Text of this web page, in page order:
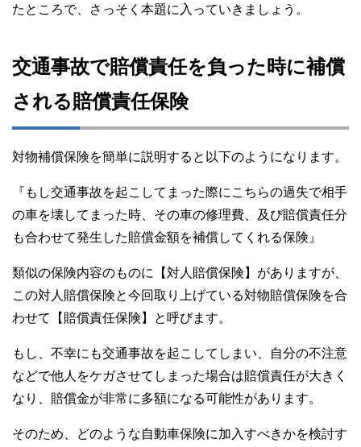
たところで、さっそく本題に入っていきましょう。
交通事故で賠償責任を負った時に補償
される賠償責任保険
対物補償保険を簡単に説明すると以下のようになります。
『もし交通事故を起こしてまった際にこちらの過失で相手
の車を壊してまった時、その車の修理費、及び賠償責任分
も合わせて発生した賠償金額を補償してくれる保険』
類似の保険内容のものに【対人賠償保険】がありますが、
この対人賠償保険と今回取り上げている対物賠償保険を合
わせて【賠償責任保険】と呼びます。
もし、不幸にも交通事故を起こしてしまい、自分の不注意
などで他人をケガさせてしまった場合は賠償責任が大きく
なり、賠償金が非常に多額になる可能性があります。
そのため、どのような自動車保険に加入すべきかを検討す